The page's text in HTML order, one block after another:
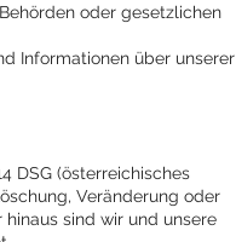
oder gesetzlichen
Informationen über unserer
DSG (österreichisches
Veränderung oder
sind wir und unsere